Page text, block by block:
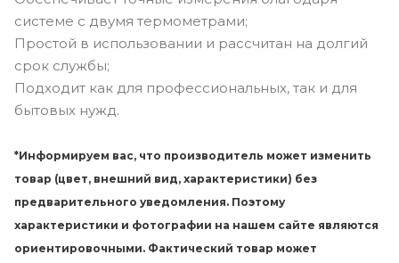
системе с двумя термометрами;
Простой в использовании и рассчитан на долгий
срок службы;
Подходит как для профессиональных, так и для
бытовых нужд.
*Информируем вас, что производитель может изменить
товар (цвет, внешний вид, характеристики) без
предварительного уведомления. Поэтому
характеристики и фотографии на нашем сайте являются
ориентировочными. Фактический товар может